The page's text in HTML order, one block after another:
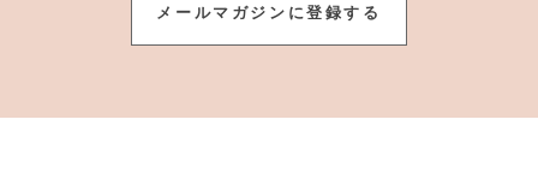
メールマガジンに登録する